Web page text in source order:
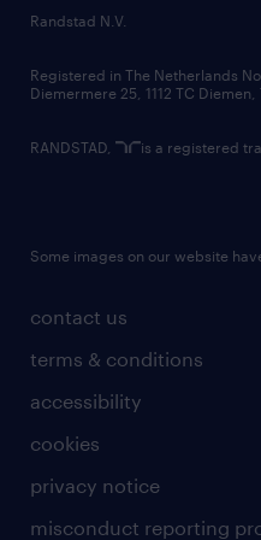
country websites
contact us
terms & conditions
accessibility
cookies
privacy notice
misconduct reporting
Randstad N.V.
Registered in The Netherlands
Diemermere 25, 1112 TC Diemen,
RANDSTAD, is a registered
Some images on our website